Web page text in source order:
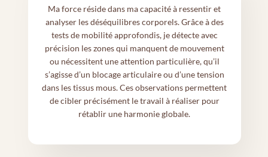
Ma force réside dans ma capacité à ressentir et
analyser les déséquilibres corporels. Grâce à des
tests de mobilité approfondis, je détecte avec
précision les zones qui manquent de mouvement
ou nécessitent une attention particulière, qu’il
s’agisse d’un blocage articulaire ou d’une tension
dans les tissus mous. Ces observations permettent
de cibler précisément le travail à réaliser pour
rétablir une harmonie globale.